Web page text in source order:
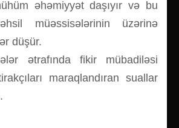
əhəmiyyət daşıyır və bu
müəssisələrinin üzərinə
düşür.
ətrafında fikir mübadiləsi
maraqlandıran suallar